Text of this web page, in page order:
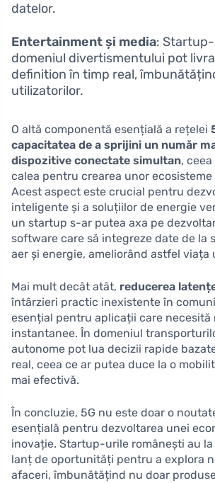
datelor.
Entertainment și media:
domeniul divertismentului pot
definition în timp real,
utilizatorilor.
O altă componentă esențială a rețelei
capacitatea de a sprijini un număr
dispozitive conectate simultan,
calea pentru crearea unor
Acest aspect este crucial pentru
inteligente și a soluțiilor de energie
un startup s-ar putea axa pe
software care să integreze date de la
aer și energie, ameliorând astfel viața
Mai mult decât atât, reducerea
întârzieri practic inexistente în
esențial pentru aplicații care necesită
instantanee. În domeniul
autonome pot lua decizii rapide
real, ceea ce ar putea duce la o
mai efectivă.
În concluzie, 5G nu este doar o
esențială pentru dezvoltarea unei
inovație. Startup-urile românești au
lanț de oportunități pentru a explora
afaceri, îmbunătățind nu doar